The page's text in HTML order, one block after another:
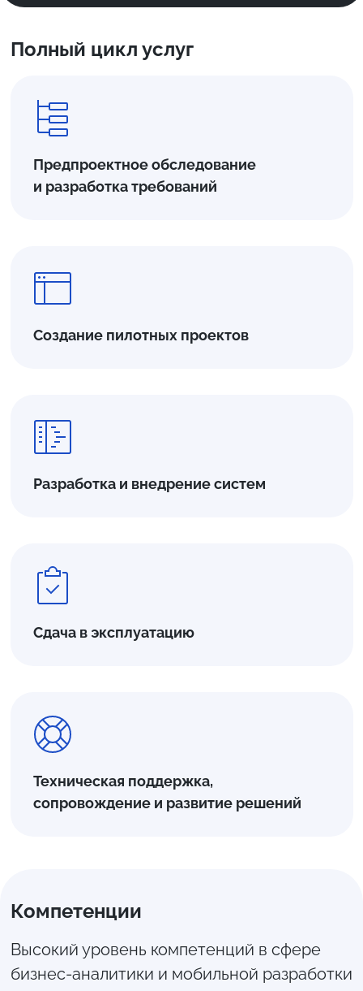
Полный цикл услуг
Предпроектное обследование
и разработка требований
Создание пилотных проектов
Разработка и внедрение систем
Сдача в эксплуатацию
Техническая поддержка,
сопровождение и развитие решений
Компетенции
Высокий уровень компетенций в сфере
бизнес-аналитики и мобильной разработки